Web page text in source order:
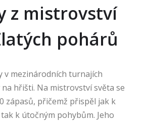
z mistrovství
pohárů
v mezinárodních turnajích
hřišti. Na mistrovství světa se
zápasů, přičemž přispěl jak k
k útočným pohybům. Jeho